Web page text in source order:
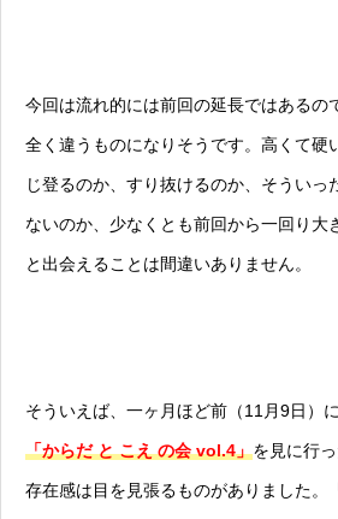
今回は流れ的には前回の延長ではあるの
全く違うものになりそうです。高くて硬
じ登るのか、すり抜けるのか、そういっ
ないのか、少なくとも前回から一回り大
と出会えることは間違いありません。
そういえば、一ヶ月ほど前（11月9日）
「からだ と こえ の会 vol.4」を見に行
存在感は目を見張るものがありました。